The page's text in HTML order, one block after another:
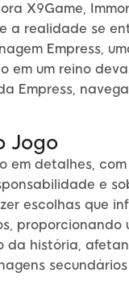
X9Game,
a realidade se
Empress,
em um reino
Empress,
Jogo
em detalhes,
e
escolhas que
história,